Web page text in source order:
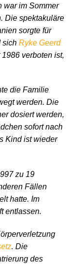
war im Sommer
Die spektakuläre
sorgte für
sich Ryke Geerd
verboten ist,
die Familie
werden. Die
dosiert werden,
sofort nach
Kind ist wieder
zu 19
Fällen
hatte. Im
entlassen.
. Die
des